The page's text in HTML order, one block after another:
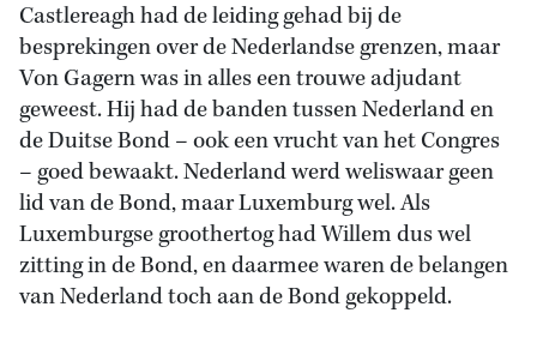
Castlereagh had de leiding gehad bij de
besprekingen over de Nederlandse grenzen, maar
Von Gagern was in alles een trouwe adjudant
geweest. Hij had de banden tussen Nederland en
de Duitse Bond – ook een vrucht van het Congres
– goed bewaakt. Nederland werd weliswaar geen
lid van de Bond, maar Luxemburg wel. Als
Luxemburgse groothertog had Willem dus wel
zitting in de Bond, en daarmee waren de belangen
van Nederland toch aan de Bond gekoppeld.